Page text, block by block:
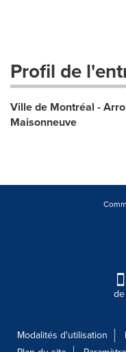
Profil de
Ville de Montréal -
Maisonneuve
Modalités d'utilisation